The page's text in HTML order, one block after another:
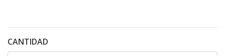
CANTIDAD